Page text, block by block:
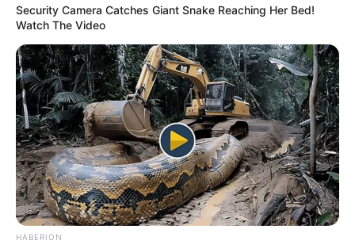
Security Camera Catches Giant Snake Reaching Her Bed!
Watch The Video
HABERION